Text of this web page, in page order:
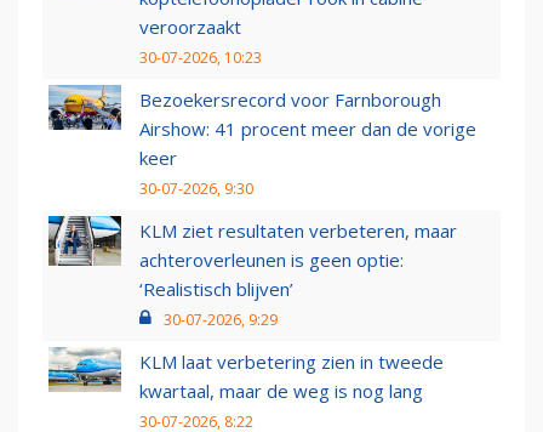
veroorzaakt
30-07-2026, 10:23
Bezoekersrecord voor Farnborough
Airshow: 41 procent meer dan de vorige
keer
30-07-2026, 9:30
KLM ziet resultaten verbeteren, maar
achteroverleunen is geen optie:
‘Realistisch blijven’
30-07-2026, 9:29
KLM laat verbetering zien in tweede
kwartaal, maar de weg is nog lang
30-07-2026, 8:22